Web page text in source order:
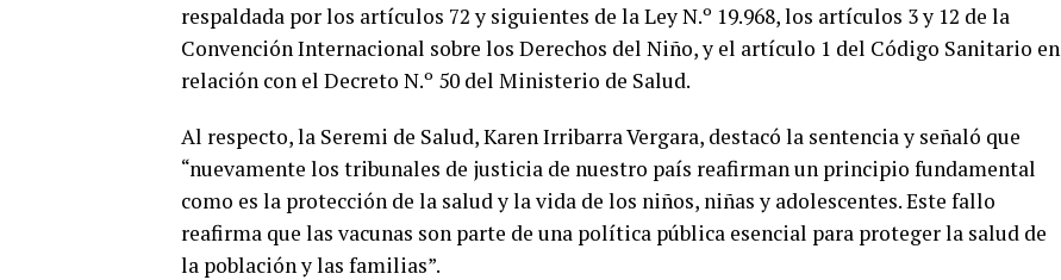
respaldada por los artículos 72 y siguientes de la Ley N.º 19.968, los artículos 3 y 12 de la
Convención Internacional sobre los Derechos del Niño, y el artículo 1 del Código Sanitario en
relación con el Decreto N.º 50 del Ministerio de Salud.
Al respecto, la Seremi de Salud, Karen Irribarra Vergara, destacó la sentencia y señaló que
“nuevamente los tribunales de justicia de nuestro país reafirman un principio fundamental
como es la protección de la salud y la vida de los niños, niñas y adolescentes. Este fallo
reafirma que las vacunas son parte de una política pública esencial para proteger la salud de
la población y las familias”.